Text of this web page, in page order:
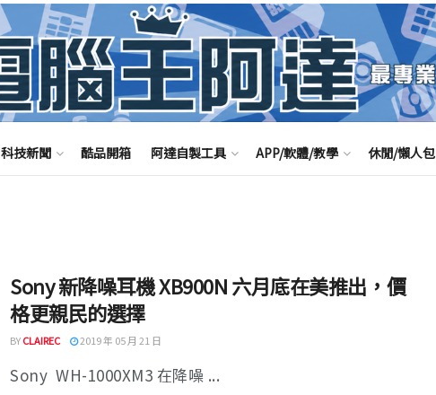
科技新聞 酷品開箱 阿達自製工具 APP/軟體/教學 休閒/懶人包
Sony 新降噪耳機 XB900N 六月底在美推出，價
格更親民的選擇
BYCLAIREC 2019 年 05 月 21 日
Sony WH-1000XM3 在降噪 ...